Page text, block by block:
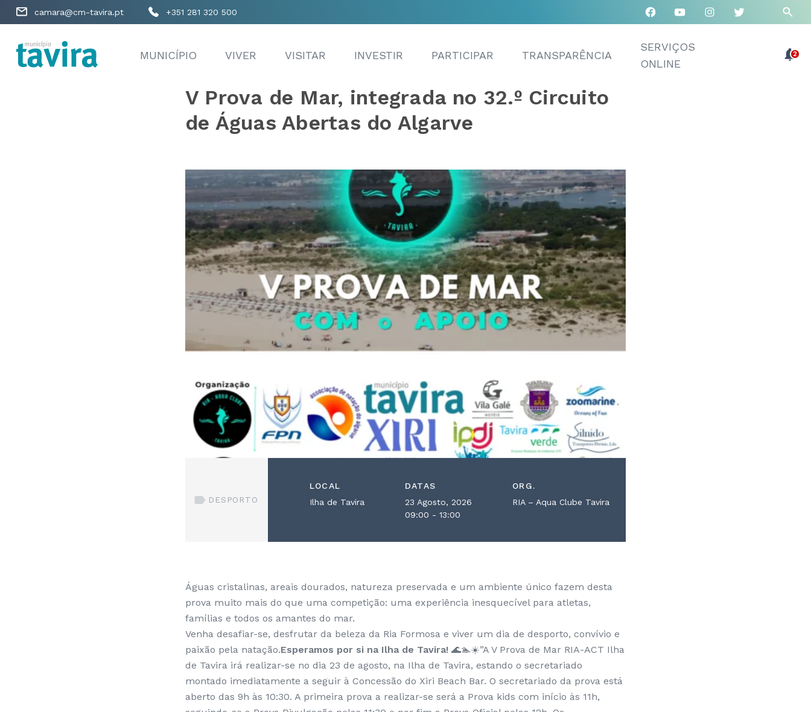
camara@cm-tavira.pt +351 281 320 500
MUNICÍPIO VIVER VISITAR INVESTIR PARTICIPAR TRANSPARÊNCIA
SERVIÇOS
ONLINE
2
V Prova de Mar, integrada no 32.º Circuito
de Águas Abertas do Algarve
DESPORTO
LOCAL
Ilha de Tavira
DATAS
23 Agosto, 2026
09:00 - 13:00
ORG.
RIA – Aqua Clube Tavira
Águas cristalinas, areais dourados, natureza preservada e um ambiente único fazem desta
prova muito mais do que uma competição: uma experiência inesquecível para atletas,
famílias e todos os amantes do mar.
Venha desafiar-se, desfrutar da beleza da Ria Formosa e viver um dia de desporto, convívio e
paixão pela natação.Esperamos por si na Ilha de Tavira! 🌊🏊☀️”A V Prova de Mar RIA-ACT Ilha
de Tavira irá realizar-se no dia 23 de agosto, na Ilha de Tavira, estando o secretariado
montado imediatamente a seguir à Concessão do Xiri Beach Bar. O secretariado da prova está
aberto das 9h às 10:30. A primeira prova a realizar-se será a Prova kids com início às 11h,